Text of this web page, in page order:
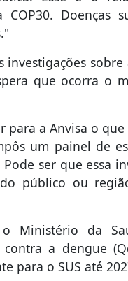
Doenças
sobre
que ocorra o
para a Anvisa o
um painel de
ser que essa
público ou
Ministério da
a dengue
para o SUS até